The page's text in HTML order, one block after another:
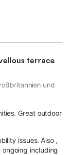
terrace
und
Great outdoor
issues. Also ,
including